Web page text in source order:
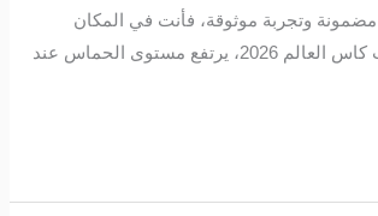
وتجربة موثوقة، فأنت في المكان
الصحيح. مع اقتراب كاس العالم 2026، يرتفع مستوى الحماس عند